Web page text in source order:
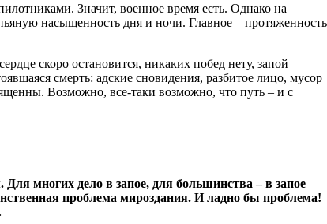
Значит, военное время есть. Однако на
насыщенность дня и ночи. Главное – протяженность
скоро остановится, никаких побед нету, запой
смерть: адские сновидения, разбитое лицо, мусор
Возможно, все-таки возможно, что путь – и с
многих дело в запое, для большинства – в запое
проблема мироздания. И ладно бы проблема!